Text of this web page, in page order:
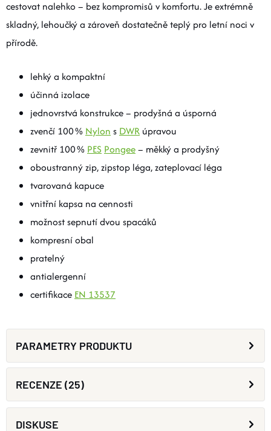
cestovat nalehko – bez kompromisů v komfortu. Je extrémně
skladný, lehoučký a zároveň dostatečně teplý pro letní noci v
přírodě.
lehký a kompaktní
účinná izolace
jednovrstvá konstrukce – prodyšná a úsporná
zvenčí 100 % Nylon s DWR úpravou
zevnitř 100 % PES Pongee– měkký a prodyšný
oboustranný zip, zipstop léga, zateplovací léga
tvarovaná kapuce
vnitřní kapsa na cennosti
možnost sepnutí dvou spacáků
kompresní obal
pratelný
antialergenní
certifikace EN 13537
PARAMETRY PRODUKTU
RECENZE (25)
DISKUSE